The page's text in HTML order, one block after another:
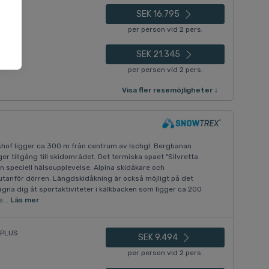
SEK 16.795
per person vid 2 pers.
SEK 21.345
per person vid 2 pers.
Visa fler resemöjligheter ↓
ligger ca 300 m från centrum av Ischgl. Bergbanan
tillgång till skidområdet. Det termiska spaet "Silvretta
speciell hälsoupplevelse. Alpina skidåkare och
dörren. Längdskidåkning är också möjligt på det
dig åt sportaktiviteter i kälkbacken som ligger ca 200
Läs mer
SEK 9.494
per person vid 2 pers.